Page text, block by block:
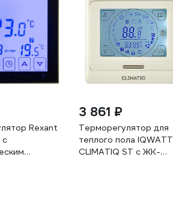
Rexant
с
3 861 ₽
Терморегулятор для
теплого пола IQWATT
CLIMATIQ ST с ЖК-